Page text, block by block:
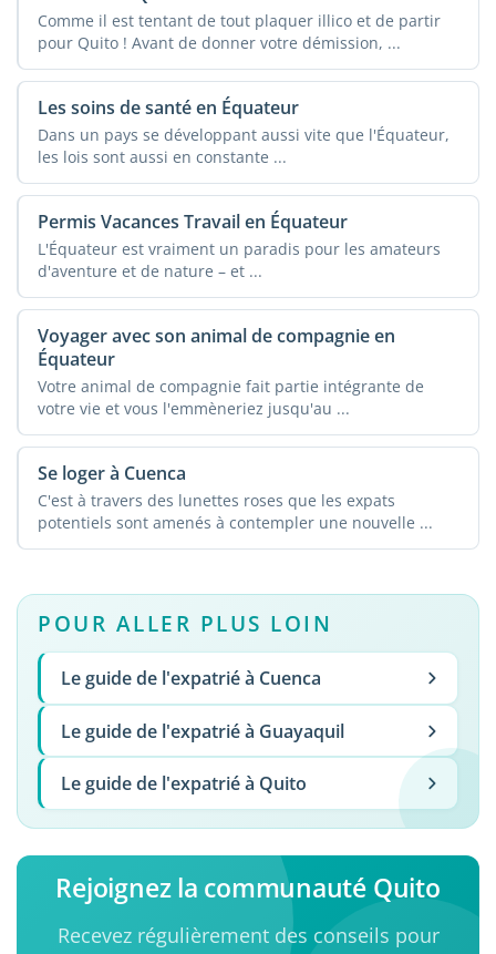
Comme il est tentant de tout plaquer illico et de partir
pour Quito ! Avant de donner votre démission, ...
Les soins de santé en Équateur
Dans un pays se développant aussi vite que l'Équateur,
les lois sont aussi en constante ...
Permis Vacances Travail en Équateur
L'Équateur est vraiment un paradis pour les amateurs
d'aventure et de nature – et ...
Voyager avec son animal de compagnie en
Équateur
Votre animal de compagnie fait partie intégrante de
votre vie et vous l'emmèneriez jusqu'au ...
Se loger à Cuenca
C'est à travers des lunettes roses que les expats
potentiels sont amenés à contempler une nouvelle ...
POUR ALLER PLUS LOIN
Le guide de l'expatrié à Cuenca
Le guide de l'expatrié à Guayaquil
Le guide de l'expatrié à Quito
Rejoignez la communauté Quito
Recevez régulièrement des conseils pour